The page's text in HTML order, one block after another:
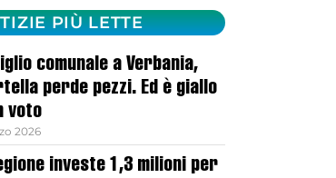
PIÙ LETTE
comunale a Verbania,
perde pezzi. Ed è giallo
voto
2026
investe 1,3 milioni per